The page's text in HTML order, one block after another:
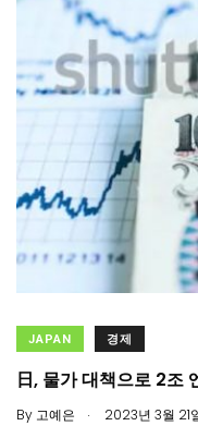
JAPAN 경제
日, 물가 대책으로 2조
By 고예은 . 2023년 3월 21